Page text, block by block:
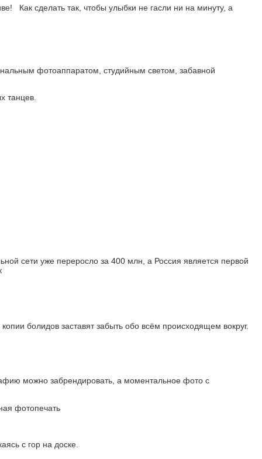
Как сделать так, чтобы улыбки не гасли ни на минуту, а
фотоаппаратом, студийным светом, забавной
танцев.
сети уже переросло за 400 млн, а Россия является первой
болидов заставят забыть обо всём происходящем вокруг.
можно забрендировать, а моментальное фото с
с гор на доске.